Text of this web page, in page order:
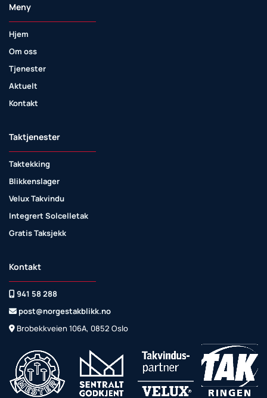
Meny
Hjem
Om oss
Tjenester
Aktuelt
Kontakt
Taktjenester
Taktekking
Blikkenslager
Velux Takvindu
Integrert Solcelletak
Gratis Taksjekk
Kontakt
 941 58 288
 post@norgestakblikk.no
 Brobekkveien 106A, 0852 Oslo